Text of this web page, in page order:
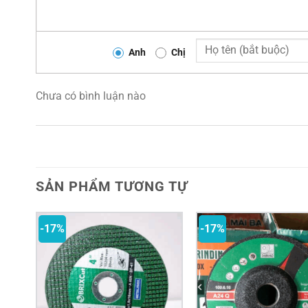
Anh Chị
Chưa có bình luận nào
SẢN PHẨM TƯƠNG TỰ
-17% -17%